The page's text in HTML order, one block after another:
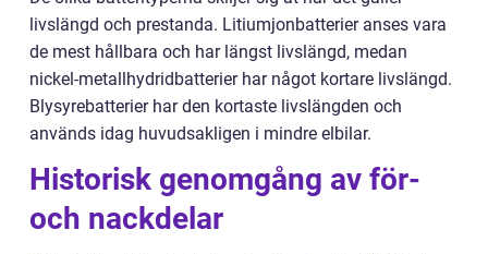
livslängd och prestanda. Litiumjonbatterier anses vara
de mest hållbara och har längst livslängd, medan
nickel-metallhydridbatterier har något kortare livslängd.
Blysyrebatterier har den kortaste livslängden och
används idag huvudsakligen i mindre elbilar.
Historisk genomgång av för-
och nackdelar